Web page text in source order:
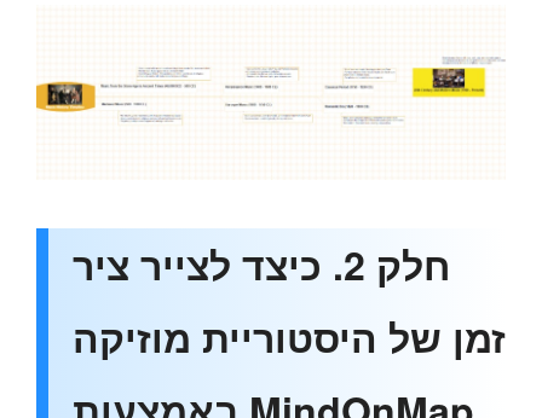
חלק 2. כיצד לצייר ציר
זמן של היסטוריית מוזיקה